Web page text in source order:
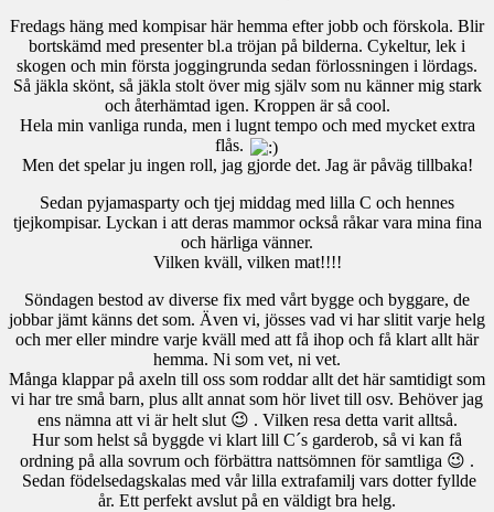
Fredags häng med kompisar här hemma efter jobb och förskola. Blir
bortskämd med presenter bl.a tröjan på bilderna. Cykeltur, lek i
skogen och min första joggingrunda sedan förlossningen i lördags.
Så jäkla skönt, så jäkla stolt över mig själv som nu känner mig stark
och återhämtad igen. Kroppen är så cool.
Hela min vanliga runda, men i lugnt tempo och med mycket extra
flås.
Men det spelar ju ingen roll, jag gjorde det. Jag är påväg tillbaka!
Sedan pyjamasparty och tjej middag med lilla C och hennes
tjejkompisar. Lyckan i att deras mammor också råkar vara mina fina
och härliga vänner.
Vilken kväll, vilken mat!!!!
Söndagen bestod av diverse fix med vårt bygge och byggare, de
jobbar jämt känns det som. Även vi, jösses vad vi har slitit varje helg
och mer eller mindre varje kväll med att få ihop och få klart allt här
hemma. Ni som vet, ni vet.
Många klappar på axeln till oss som roddar allt det här samtidigt som
vi har tre små barn, plus allt annat som hör livet till osv. Behöver jag
ens nämna att vi är helt slut 😉 . Vilken resa detta varit alltså.
Hur som helst så byggde vi klart lill C´s garderob, så vi kan få
ordning på alla sovrum och förbättra nattsömnen för samtliga 😉 .
Sedan födelsedagskalas med vår lilla extrafamilj vars dotter fyllde
år. Ett perfekt avslut på en väldigt bra helg.